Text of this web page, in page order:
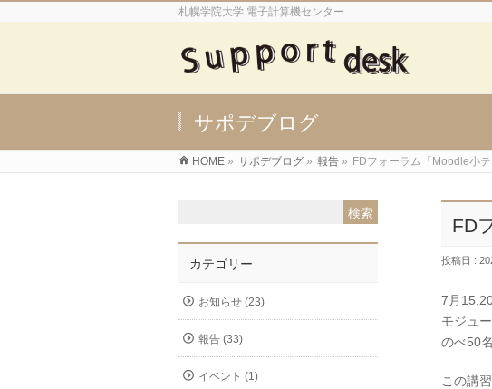
札幌学院大学 電子計算機センター
サポデブログ
HOME » サポデブログ » 報告 » FDフォーラム「Moodle小
FD
投稿日 :
7月
モジュ
のべ50
この講
カテゴリー
お知らせ (23)
報告 (33)
イベント (1)